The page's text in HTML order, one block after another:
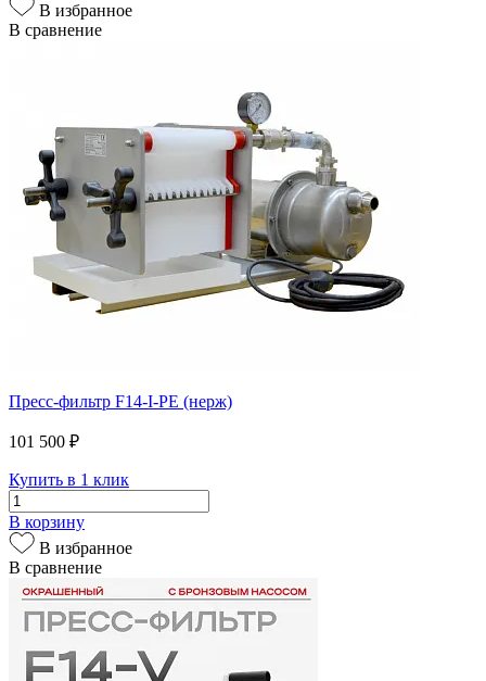
В избранное
В сравнение
Пресс-фильтр F14-I-PE (нерж)
101 500 ₽
Купить в 1 клик
В корзину
В избранное
В сравнение